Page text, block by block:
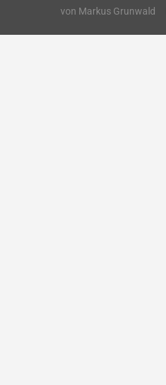
von Markus Grunwald